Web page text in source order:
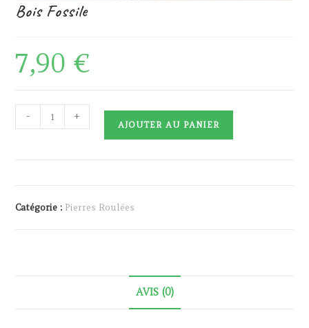
Bois Fossile
7,90€
quantité
de
- +
AJOUTER AU PANIER
Catégorie : Pierres Roulées
AVIS (0)